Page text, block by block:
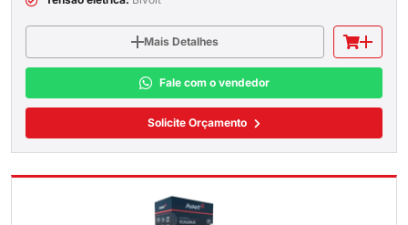
Mais Detalhes
Fale com o vendedor
Solicite Orçamento